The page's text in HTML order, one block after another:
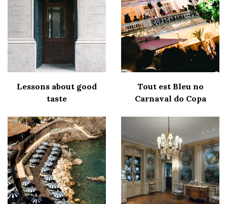
Lessons about good
taste
Tout est Bleu no
Carnaval do Copa